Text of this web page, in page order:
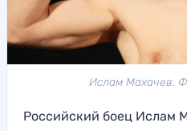
Ислам Махачев.
Российский боец Ислам